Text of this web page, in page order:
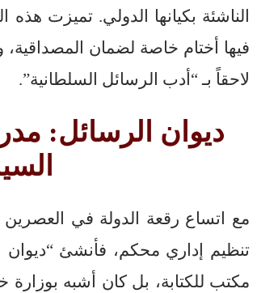
الناشئة بكيانها الدولي. تميزت
فيها أختام خاصة لضمان
لاحقاً بـ “أدب الرسائل السلطانية”.
ديوان الرسائل:
مع اتساع رقعة الدولة في
تنظيم إداري محكم، فأنشئ “ديوان
مكتب للكتابة، بل كان أشبه